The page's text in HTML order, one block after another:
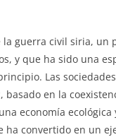
guerra civil siria, un
y que ha sido una
Las
basado en la
economía
ha convertido en un